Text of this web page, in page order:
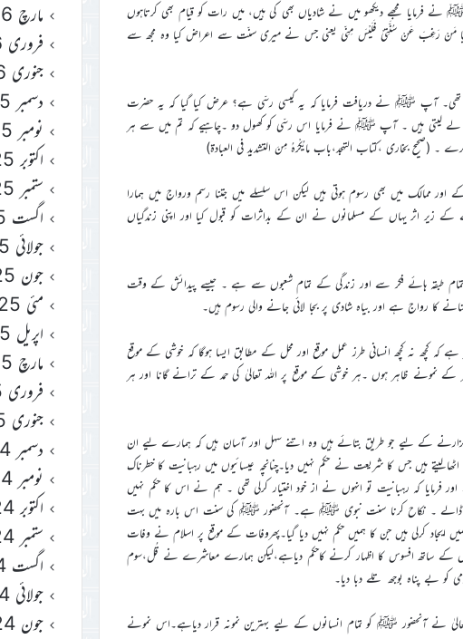
فرمایا مجھے دیکھو میں نے شادیاں بھی کی ہیں، میں رات کو قیام بھی کرتاہوں
فرمایا مَنْ رَغِبَ عَنْ سُنَّتِیْ فَلَیْسَ مِنِّی یعنی جس نے میری سنّت سے اعراض کیا وہ مجھ سے
تھی۔ آپ ﷺ نے دریافت فرمایا کہ یہ کیسی رسّی ہے؟ عرض کیا گیا کہ یہ حضرت
لیتی ہیں ۔ آپ ﷺ نے فرمایا اس رسّی کو کھول دو ۔چاہیے کہ تم میں سے ہر
بخاری ،کتاب التہجد،باب مایُکْرَہُ مِنَ التشدید فی العبادۃ)
ممالک میں بھی رسوم ہوتی ہیں لیکن اس سلسلے میں جتنا رسم ورواج میں ہمارا
کے زیر اثر یہاں کے مسلمانوں نے ان کے بداثرات کو قبول کیا اور اپنی زندگیاں
تمام طبقہ ہائے فکر سے اور زندگی کے تمام شعبوں سے ہے ۔ جیسے پیدائش کے وقت
کا رواج ہے اور بیاہ شادی پر بجا لائی جانے والی رسوم ہیں۔
کچھ نہ کچھ انسانی طرز عمل موقع اور محل کے مطابق ایسا ہوگا کہ خوشی کے موقع
کے نمونے ظاہر ہوں ۔ہر خوشی کے موقع پر اللہ تعالیٰ کی حمد کے ترانے گانا اور ہر
کے لیے جو طریق بتائے ہیں وہ اتنے سہل اور آسان ہیں کہ ہمارے لیے ان
ہیں جس کا شریعت نے حکم نہیں دیا۔چنانچہ عیسائیوں میں رہبانیت کا خطرناک
فرمایا کہ رہبانیت تو انہوں نے از خود اختیار کرلی تھی ۔ ہم نے اس کا حکم نہیں
ڈالے ۔ نکاح کرنا سنت نبوی ﷺ ہے۔ آنحضور ﷺ کی سنت اس بارہ میں بہت
کرلی ہیں جن کا ہمیں حکم نہیں دیا گیا۔پھروفات کے موقع پر اسلام نے وفات
کے ساتھ افسوس کا اظہار کرنے کاحکم دیاہے،لیکن ہمارے معاشرے نے قُل،سوم
کو بے پناہ بوجھ تلے دبا دیا۔
نے آنحضور ﷺ کو تمام انسانوں کے لیے بہترین نمونہ قرار دیاہے۔اس نمونے
مارچ 2026
فروری 2026
جنوری 2026
دسمبر 2025
نومبر 2025
اکتوبر 2025
ستمبر 2025
اگست 2025
جولائی 2025
جون 2025
مئی 2025
اپریل 2025
مارچ 2025
فروری 2025
جنوری 2025
دسمبر 2024
نومبر 2024
اکتوبر 2024
ستمبر 2024
اگست 2024
جولائی 2024
جون 2024